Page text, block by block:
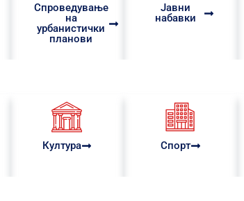
Спроведување
на
урбанистички
планови
Јавни
набавки
Култура Спорт